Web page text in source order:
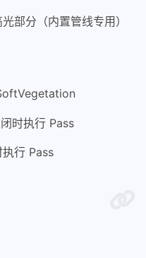
部分（内置管线专用）
时执行 Pass
行 Pass